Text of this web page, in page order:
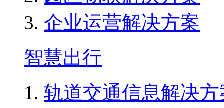
企业运营解决方案
智慧出行
轨道交通信息解决方